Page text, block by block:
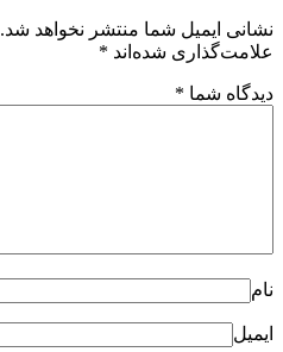
نشانی ایمیل شما منتشر نخواهد شد.
علامت‌گذاری شده‌اند *
دیدگاه شما *
نام
ایمیل